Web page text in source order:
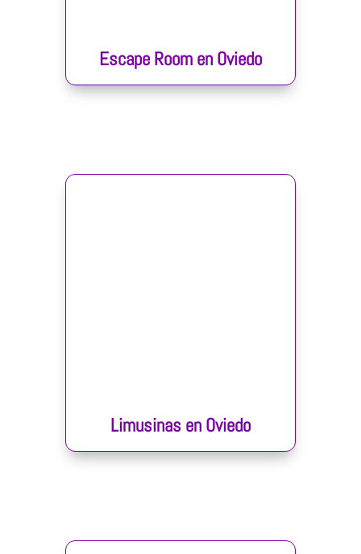
Escape Room en Oviedo
Limusinas en Oviedo